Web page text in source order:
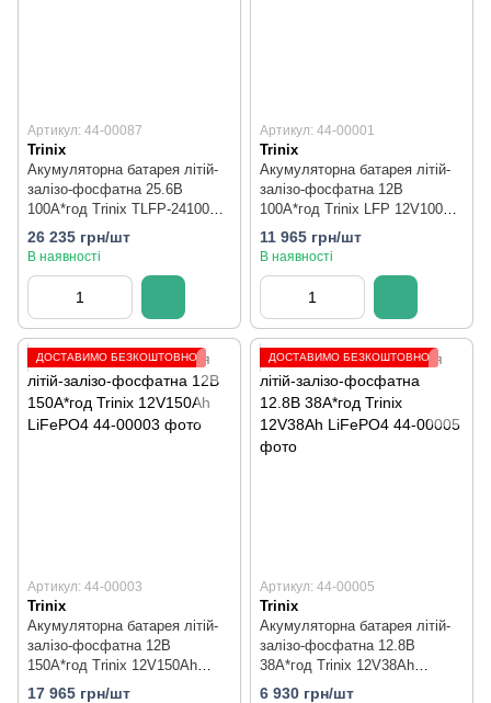
Артикул: 44-00087
Trinix
Акумуляторна батарея літій-
залізо-фосфатна 25.6В
100А*год Trinix TLFP-24100
Ultra LiFePO4 з Bluetooth
26 235 грн/шт
В наявності
Артикул: 44-00001
Trinix
Акумуляторна батарея літій-
залізо-фосфатна 12В
100А*год Trinix LFP 12V100Ah
LiFePO4
11 965 грн/шт
В наявності
ДОСТАВИМО БЕЗКОШТОВНО
Артикул: 44-00003
Trinix
Акумуляторна батарея літій-
залізо-фосфатна 12В
150А*год Trinix 12V150Ah
LiFePO4
17 965 грн/шт
ДОСТАВИМО БЕЗКОШТОВНО
Артикул: 44-00005
Trinix
Акумуляторна батарея літій-
залізо-фосфатна 12.8В
38А*год Trinix 12V38Ah
LiFePO4
6 930 грн/шт